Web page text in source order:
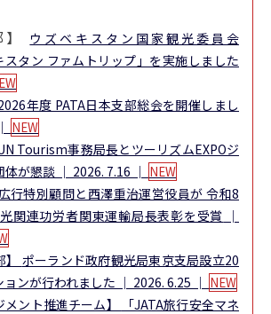
】
ウズベキスタン国家観光委員会
スタン ファムトリップ」を実施しました
年度 PATA日本支部総会を開催しまし
NEW
Tourism事務局長とツーリズムEXPOジ
体が懇談 │ 2026. 7.16 │ NEW
行特別顧問と西澤重治運営役員が 令和8
関連功労者関東運輸局長表彰を受賞
│
ポーランド政府観光局東京支局設立20
ンが行われました │ 2026. 6.25 │ NEW
メント推進チーム】
「JATA旅行安全マネ